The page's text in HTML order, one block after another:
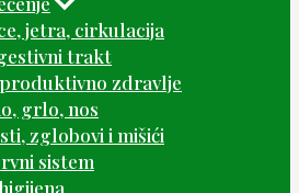
jetra, cirkulacija
trakt
zdravlje
grlo, nos
zglobovi i mišići
sistem